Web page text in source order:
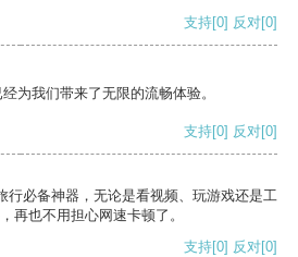
支持[0] 反对[0]
为我们带来了无限的流畅体验。
支持[0] 反对[0]
行必备神器，无论是看视频、玩游戏还是工
再也不用担心网速卡顿了。
支持[0] 反对[0]